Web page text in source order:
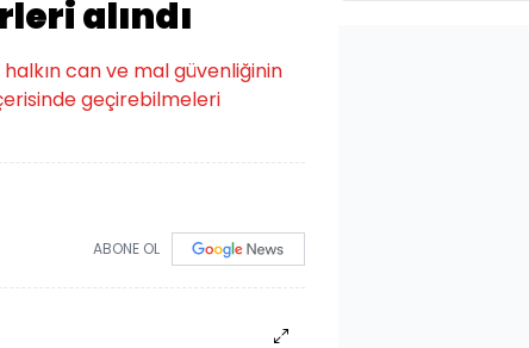
alındı
can ve mal güvenliğinin
geçirebilmeleri
ABONE OL